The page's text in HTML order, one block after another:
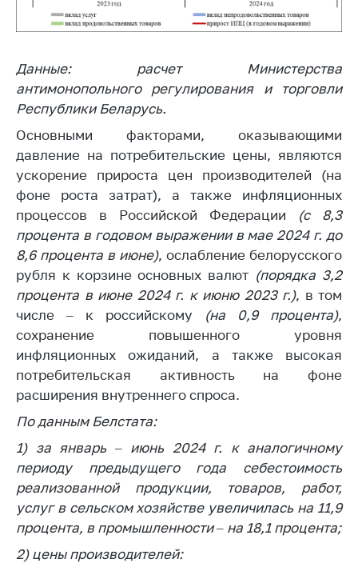
Обратиться в МАРТ
граждан и юр. лиц
Прямaя телефоннaя
линия
Горячая линия
Электронные
обращения
Сообщить о росте
цен на товары
Сообщить о росте
цен на лекарства и
медицинские
изделия
Контакты
Адрес и режим
работы
Приемная
Министра
Горячая линия
Пресс-служба
Вышестоящий
государственный
орган
Данные: расчет Министерства
антимонопольного регулирования и торговли
Республики Беларусь.
Основными факторами, оказывающими
давление на потребительские цены, являются
ускорение прироста цен производителей (на
фоне роста затрат), а также инфляционных
процессов в Российской Федерации (с 8,3
процента в годовом выражении в мае 2024 г. до
8,6 процента в июне), ослабление белорусского
рубля к корзине основных валют (порядка 3,2
процента в июне 2024 г. к июню 2023 г.), в том
числе – к российскому (на 0,9 процента),
сохранение повышенного уровня
инфляционных ожиданий, а также высокая
потребительская активность на фоне
расширения внутреннего спроса.
По данным Белстата:
1) за январь – июнь 2024 г. к аналогичному
периоду предыдущего года себестоимость
реализованной продукции, товаров, работ,
услуг в сельском хозяйстве увеличилась на 11,9
процента, в промышленности – на 18,1 процента;
2) цены производителей: